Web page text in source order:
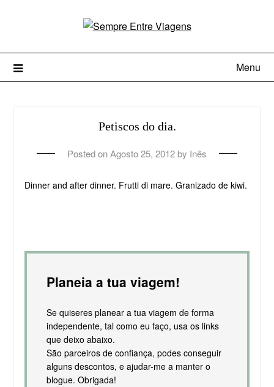
Menu
Petiscos do dia.
Posted onAgosto 25, 2012 by Inês
Dinner and after dinner. Frutti di mare. Granizado de kiwi.
Planeia a tua viagem!
Se quiseres planear a tua viagem de forma
independente, tal como eu faço, usa os links
que deixo abaixo.
São parceiros de confiança, podes conseguir
alguns descontos, e ajudar-me a manter o
blogue. Obrigada!